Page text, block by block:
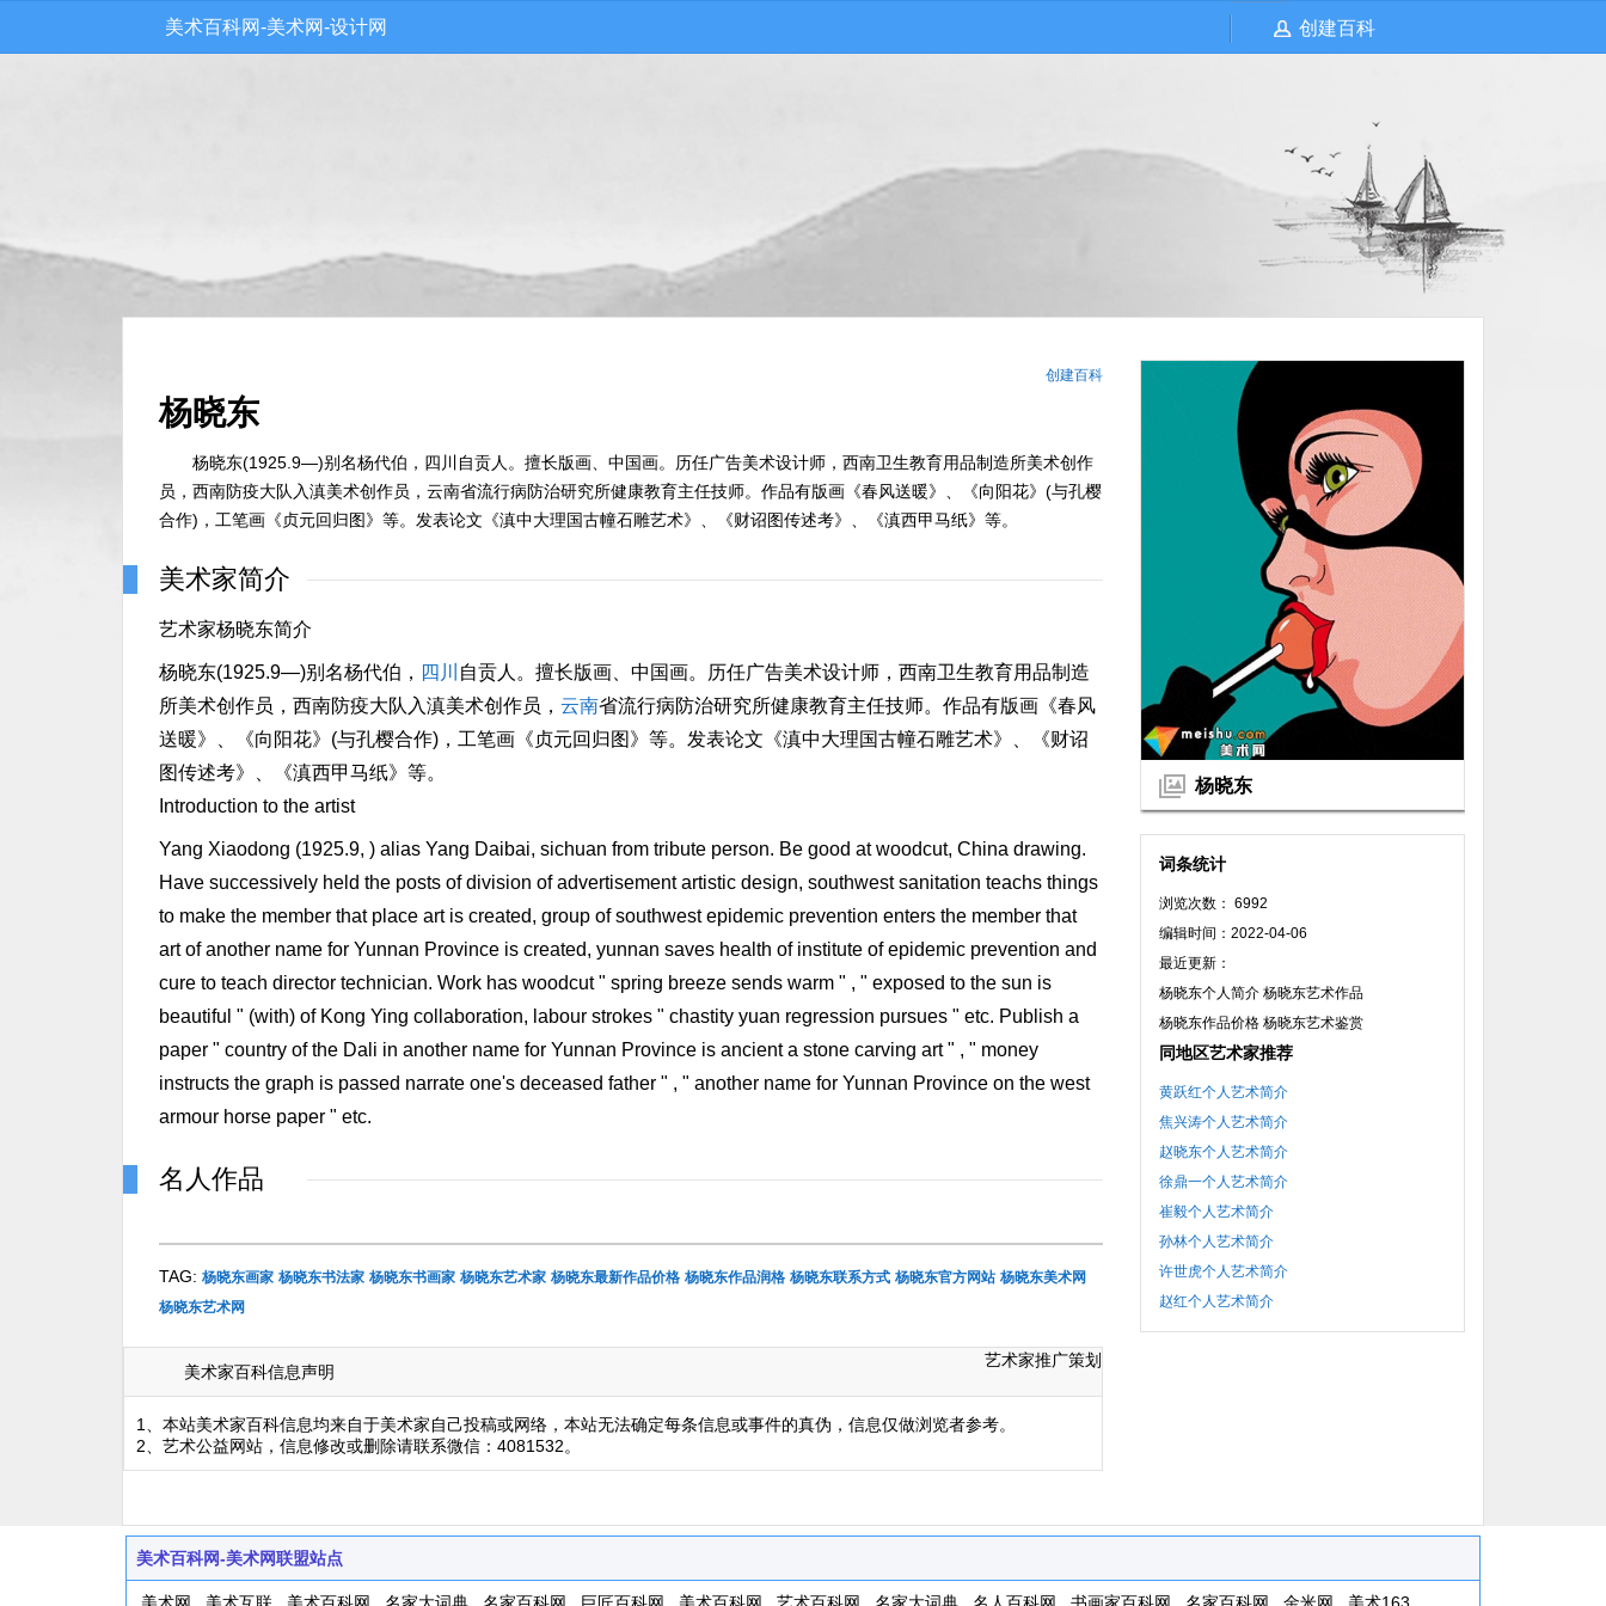
美术百科网-美术网-设计网 创建百科
杨晓东
词条统计
浏览次数： 6992
编辑时间：2022-04-06
最近更新：
杨晓东个人简介 杨晓东艺术作品
杨晓东作品价格 杨晓东艺术鉴赏
同地区艺术家推荐
黄跃红个人艺术简介
焦兴涛个人艺术简介
赵晓东个人艺术简介
徐鼎一个人艺术简介
崔毅个人艺术简介
孙林个人艺术简介
许世虎个人艺术简介
赵红个人艺术简介
创建百科
杨晓东
杨晓东(1925.9—)别名杨代伯，四川自贡人。擅长版画、中国画。历任广告美术设计师，西南卫生教育用品制造所美术创作
员，西南防疫大队入滇美术创作员，云南省流行病防治研究所健康教育主任技师。作品有版画《春风送暖》、《向阳花》(与孔樱
合作)，工笔画《贞元回归图》等。发表论文《滇中大理国古幢石雕艺术》、《财诏图传述考》、《滇西甲马纸》等。
美术家简介
艺术家杨晓东简介
杨晓东(1925.9—)别名杨代伯， 四川
自贡人。擅长版画、中国画。历任广告美术设计师，西南卫生教育用品制造
所美术创作员，西南防疫大队入滇美术创作员， 云南省流行病防治研究所健康教育主任技师。作品有版画《春风
送暖》、《向阳花》(与孔樱合作)，工笔画《贞元回归图》等。发表论文《滇中大理国古幢石雕艺术》、《财诏
图传述考》、《滇西甲马纸》等。
Introduction to the artist
Yang Xiaodong (1925.9, ) alias Yang Daibai, sichuan from tribute person. Be good at woodcut, China drawing.
Have successively held the posts of division of advertisement artistic design, southwest sanitation teachs things
to make the member that place art is created, group of southwest epidemic prevention enters the member that
art of another name for Yunnan Province is created, yunnan saves health of institute of epidemic prevention and
cure to teach director technician. Work has woodcut " spring breeze sends warm " , " exposed to the sun is
beautiful " (with) of Kong Ying collaboration, labour strokes " chastity yuan regression pursues " etc. Publish a
paper " country of the Dali in another name for Yunnan Province is ancient a stone carving art " , " money
instructs the graph is passed narrate one's deceased father " , " another name for Yunnan Province on the west
armour horse paper " etc.
名人作品
TAG: 杨晓东画家 杨晓东书法家 杨晓东书画家 杨晓东艺术家 杨晓东最新作品价格 杨晓东作品润格 杨晓东联系方式 杨晓东官方网站 杨晓东美术网
杨晓东艺术网
美术家百科信息声明
艺术家推广策划
1、本站美术家百科信息均来自于美术家自己投稿或网络，本站无法确定每条信息或事件的真伪，信息仅做浏览者参考。
2、艺术公益网站，信息修改或删除请联系微信：4081532。
美术百科网-美术网联盟站点